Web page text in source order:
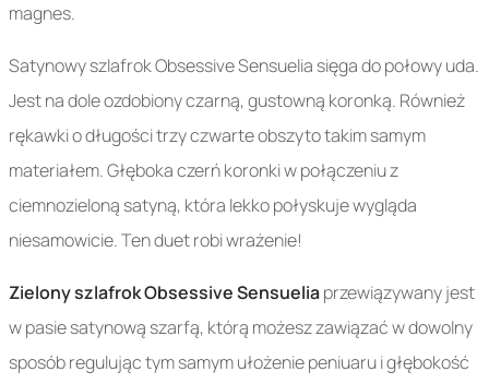
magnes.
Satynowy szlafrok Obsessive Sensuelia sięga do połowy uda.
Jest na dole ozdobiony czarną, gustowną koronką. Również
rękawki o długości trzy czwarte obszyto takim samym
materiałem. Głęboka czerń koronki w połączeniu z
ciemnozieloną satyną, która lekko połyskuje wygląda
niesamowicie. Ten duet robi wrażenie!
Zielony szlafrok Obsessive Sensueliaprzewiązywany jest
w pasie satynową szarfą, którą możesz zawiązać w dowolny
sposób regulując tym samym ułożenie peniuaru i głębokość